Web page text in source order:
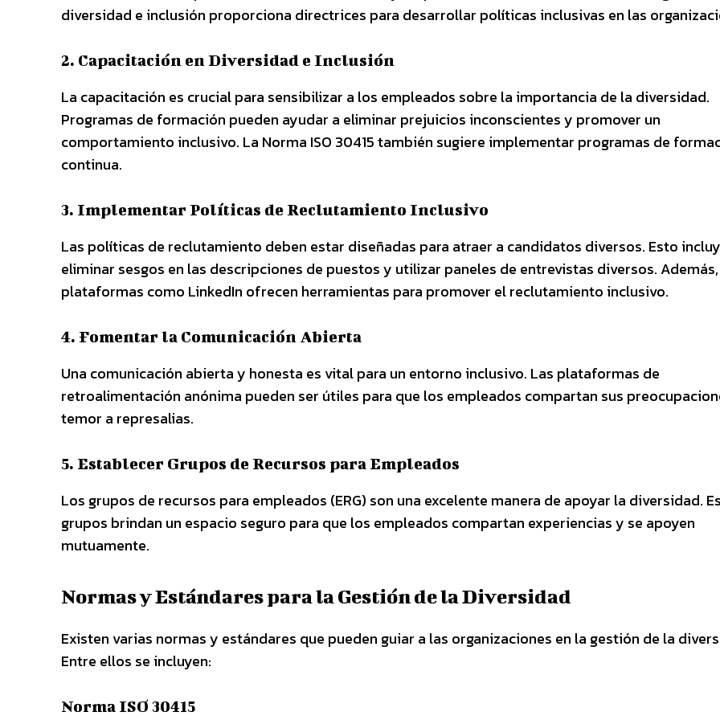
diversidad e inclusión proporciona directrices para desarrollar políticas inclusivas en las
2. Capacitación en Diversidad e Inclusión
La capacitación es crucial para sensibilizar a los empleados sobre la importancia de la diversidad.
Programas de formación pueden ayudar a eliminar prejuicios inconscientes y promover un
comportamiento inclusivo. La Norma ISO 30415 también sugiere implementar programas de
continua.
3. Implementar Políticas de Reclutamiento Inclusivo
Las políticas de reclutamiento deben estar diseñadas para atraer a candidatos diversos. Esto
eliminar sesgos en las descripciones de puestos y utilizar paneles de entrevistas diversos. Además,
plataformas como LinkedIn ofrecen herramientas para promover el reclutamiento inclusivo.
4. Fomentar la Comunicación Abierta
Una comunicación abierta y honesta es vital para un entorno inclusivo. Las plataformas de
retroalimentación anónima pueden ser útiles para que los empleados compartan sus
temor a represalias.
5. Establecer Grupos de Recursos para Empleados
Los grupos de recursos para empleados (ERG) son una excelente manera de apoyar la diversidad.
grupos brindan un espacio seguro para que los empleados compartan experiencias y se apoyen
mutuamente.
Normas y Estándares para la Gestión de la Diversidad
Existen varias normas y estándares que pueden guiar a las organizaciones en la gestión de la
Entre ellos se incluyen:
Norma ISO 30415